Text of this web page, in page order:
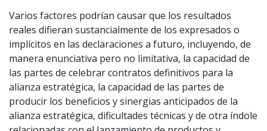
Varios factores podrían causar que los resultados
reales difieran sustancialmente de los expresados o
implícitos en las declaraciones a futuro, incluyendo, de
manera enunciativa pero no limitativa, la capacidad de
las partes de celebrar contratos definitivos para la
alianza estratégica, la capacidad de las partes de
producir los beneficios y sinergias anticipados de la
alianza estratégica, dificultades técnicas y de otra índole